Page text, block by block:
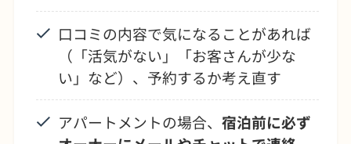
口コミの内容で気になることがあれば
（「活気がない」「お客さんが少な
い」など）、予約するか考え直す
アパートメントの場合、宿泊前に必ず